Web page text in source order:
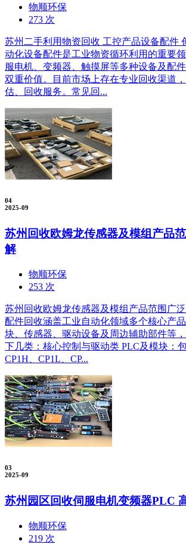
物顺环保
273 次
苏州二手利用物资回收 工控产品设备配件
动化设备配件是工业物资循环利用的重要
服电机、变频器、触摸屏等多种设备及配
双重价值。目前市场上存在专业回收渠道
估、回收服务。常见回...
04
2025-09
苏州回收欧姆龙传感器及模组产品
解
物顺环保
253 次
苏州回收欧姆龙传感器及模组产品范围广
配件回收涵盖工业自动化领域多个核心产
块、传感器、驱动设备及周边辅助部件等
下几类：核心控制与驱动类 PLC及模块：
CP1H、CP1L、CP...
03
2025-09
苏州园区回收伺服电机变频器PLC
物顺环保
219 次